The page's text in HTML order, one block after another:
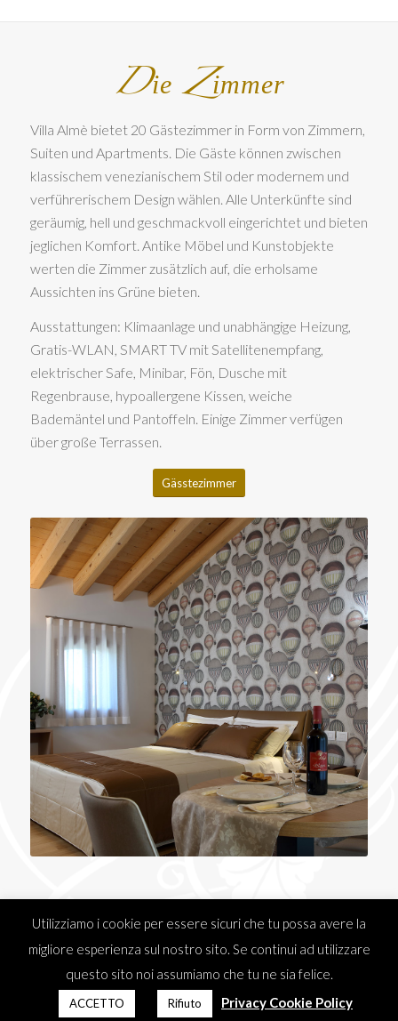
Die Zimmer
Villa Almè bietet 20 Gästezimmer in Form von Zimmern,
Suiten und Apartments. Die Gäste können zwischen
klassischem venezianischem Stil oder modernem und
verführerischem Design wählen. Alle Unterkünfte sind
geräumig, hell und geschmackvoll eingerichtet und bieten
jeglichen Komfort. Antike Möbel und Kunstobjekte
werten die Zimmer zusätzlich auf, die erholsame
Aussichten ins Grüne bieten.
Ausstattungen: Klimaanlage und unabhängige Heizung,
Gratis-WLAN, SMART TV mit Satellitenempfang,
elektrischer Safe, Minibar, Fön, Dusche mit
Regenbrause, hypoallergene Kissen, weiche
Bademäntel und Pantoffeln. Einige Zimmer verfügen
über große Terrassen.
Gässtezimmer
© Copyright -
Partner - Privacy policy
Utilizziamo i cookie per essere sicuri che tu possa avere la
migliore esperienza sul nostro sito. Se continui ad utilizzare
questo sito noi assumiamo che tu ne sia felice.
ACCETTO Rifiuto Privacy Cookie Policy